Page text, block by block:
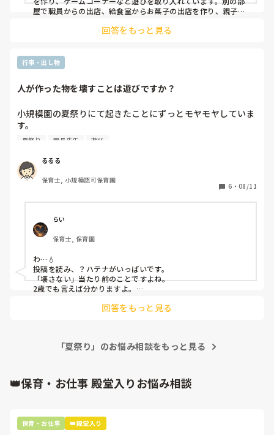
屋で職員からの出店、給食室からお菓子の出店を作り、親子で
で盆踊りやお神輿練り歩きをしたりと毎年盛り上がって楽しん
回答をもっと見る
行事・出し物
人が作った物を壊すことは遊びですか？
小規模園の夏祭りにて起きたことにずっとモヤモヤしていま
す。
夏祭りの係になったので、ねらいを決めて発達に合わせた内
オバケハウス(かわいいお化け屋敷のようなもの)を作ったの
ですが、当日2歳の子どもたちが中のオバケを破壊するとい
う遊びをしていたことを終わった後に担任から聞きました。
っていたキラキラテープを「欲しいから」とむしり取り、そ
れを見ていた他の子たちも真似してむしり取っていたそうで
す。
そばにいた園長は止めず「キラキラ取るの楽しいね〜」と自
由にさせていたそうで、正直引いてしまいました。2歳の担
任は園長に対して何も言えず、見てるしかなかったそうで
す。
係の私としては、・作られたものは大切に遊ぶ(0.1.2歳には
うとしていたらそばにいる保育者が止めることが当たり前だ
合わせでも乱暴な遊び方や壊した時の対応について特に話し
れる方が殆どでした。
人らは悪気はなかったでしょう。
ただ、止めずに乱雑に遊ばせ続けた園長に腹が立って仕方あ
夏祭り 園長先生 遊び
るるる
保育士, 小規模認可保育園
6 ・ 08/11
らい
保育士, 保育園
わ…💧
投稿を読み、？ハテナがいっぱいです。
「壊さない」当たり前のことですよね。
2歳でも言えば分かりますよ。
回答をもっと見る
「夏祭り」のお悩み相談をもっと見る
👑保育・お仕事 殿堂入りお悩み相談
保育・お仕事 👑殿堂入り